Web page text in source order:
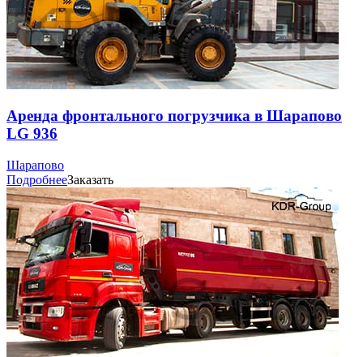
Аренда фронтального погрузчика в Шарапово
LG 936
Шарапово
ПодробнееЗаказать